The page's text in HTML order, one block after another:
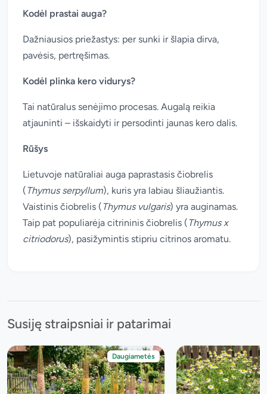
Kodėl prastai auga?
Dažniausios priežastys: per sunki ir šlapia dirva,
pavėsis, pertręšimas.
Kodėl plinka kero vidurys?
Tai natūralus senėjimo procesas. Augalą reikia
atjauninti – išskaidyti ir persodinti jaunas kero dalis.
Rūšys
Lietuvoje natūraliai auga paprastasis čiobrelis
(Thymus serpyllum), kuris yra labiau šliaužiantis.
Vaistinis čiobrelis (Thymus vulgaris) yra auginamas.
Taip pat populiarėja citrininis čiobrelis (Thymus x
citriodorus), pasižymintis stipriu citrinos aromatu.
Susiję straipsniai ir patarimai
Daugiametės